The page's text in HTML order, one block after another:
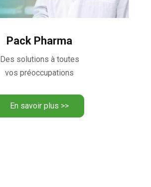
Pack Pharma
Des solutions à toutes
vos préoccupations
En savoir plus >>